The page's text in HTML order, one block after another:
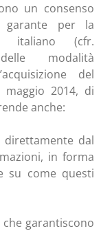
un consenso
per la
italiano (cfr.
modalità
del
maggio 2014, di
anche:
direttamente dal
in forma
su come questi
garantiscono